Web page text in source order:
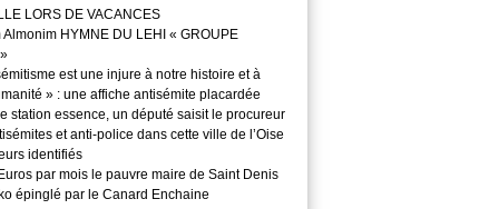
LORS DE VACANCES
Almonim HYMNE DU LEHI « GROUPE
est une injure à notre histoire et à
» : une affiche antisémite placardée
station essence, un député saisit le procureur
et anti-police dans cette ville de l’Oise
identifiés
par mois le pauvre maire de Saint Denis
épinglé par le Canard Enchaine